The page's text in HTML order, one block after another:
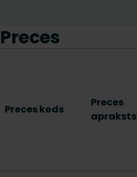
Preces
Preces kods
Preces
apraksts